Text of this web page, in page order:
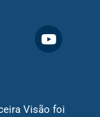
Visão foi